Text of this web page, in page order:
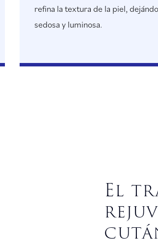
refina la textura de la piel,
sedosa y luminosa.
El